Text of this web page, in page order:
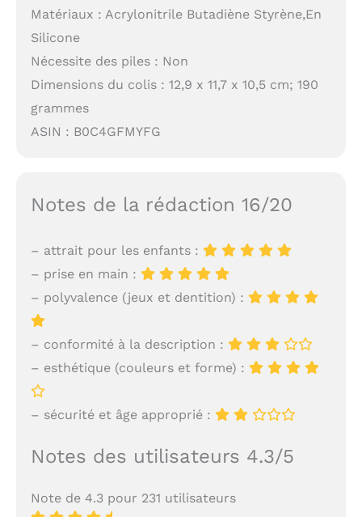
Matériaux : Acrylonitrile Butadiène Styrène,En
Silicone
Nécessite des piles : Non
Dimensions du colis : 12,9 x 11,7 x 10,5 cm; 190
grammes
ASIN : B0C4GFMYFG
Notes de la rédaction 16/20
– attrait pour les enfants :
– prise en main :
– polyvalence (jeux et dentition) :
– conformité à la description :
– esthétique (couleurs et forme) :
– sécurité et âge approprié :
Notes des utilisateurs 4.3/5
Note de 4.3 pour 231 utilisateurs